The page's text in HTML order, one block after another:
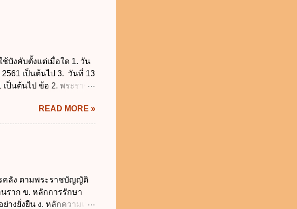
บังคับตั้งแต่เมื่อใด 1. วัน
เป็นต้นไป 3. วันที่ 13
ป็นต้นไป ข้อ 2. พระราช
ประมาณ (ฉบับที่ 3) พ.ศ.
2544 4. ประกาศของ
ใดไม่ถูกต้อง 1. นายก
วิธีการงบประมาณ พ.ศ.
รคลังมีหน้าที่ควบคุมการ
ข้อ 4. พระราชบัญญัติวิธี
READ MORE »
คลัง ตามพระราชบัญญัติ
นราก ข. หลักการรักษา
างยั่งยืน ง. หลักความเป็น